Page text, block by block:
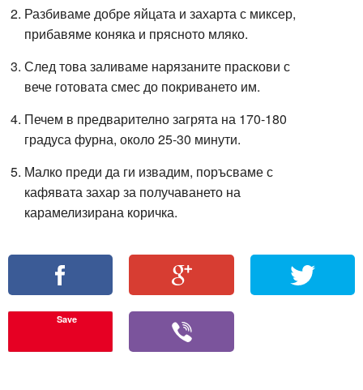
Разбиваме добре яйцата и захарта с миксер,
прибавяме коняка и прясното мляко.
След това заливаме нарязаните праскови с
вече готовата смес до покриването им.
Печем в предварително загрята на 170-180
градусафурна, около 25-30 минути.
Малко преди да ги извадим, поръсваме с
кафявата захар за получаването на
карамелизирана коричка.
Save